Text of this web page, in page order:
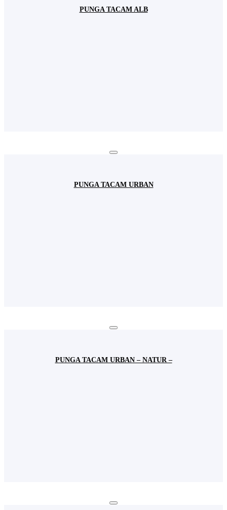
PUNGA TACAM ALB
PUNGA TACAM URBAN
PUNGA TACAM URBAN – NATUR –